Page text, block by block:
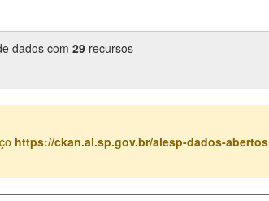
dados com 29 recursos
https://ckan.al.sp.gov.br/alesp-dados-abertos